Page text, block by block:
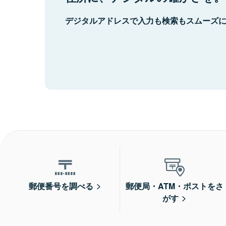
デジタルアドレスで入力も検索もスムーズ
郵便番号を調べる
郵便局・ATM・ポストをさ
がす